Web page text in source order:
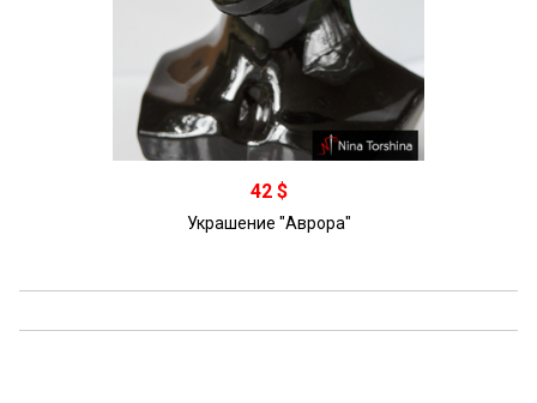
В корзину
42 $
Украшение "Аврора"